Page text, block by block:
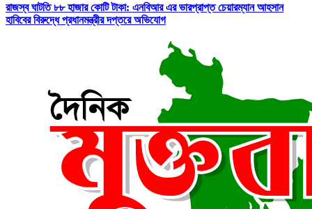
রাজস্ব ঘাটতি ৮৮ হাজার কোটি টাকা: এনবিআর এর ভারপ্রাপ্ত চেয়ারম্যান আহসান
হাবিবের বিরুদ্ধে প্রধানমন্ত্রীর দপ্তরে অভিযোগ